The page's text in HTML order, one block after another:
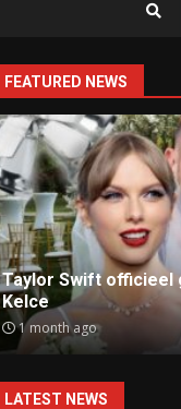
FEATURED NEWS
Ray J klaagt Kim
sekstape
9 months ago
LATEST NEWS